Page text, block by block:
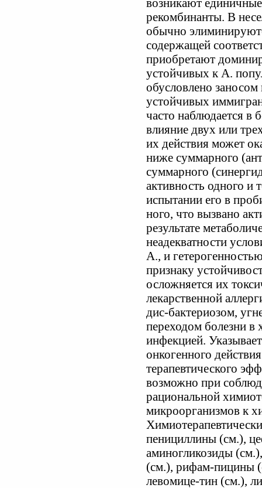
возникают
рекомбинанты. В
обычно
содержащей
приобретают
устойчивых к А.
обусловлено
устойчивых
часто наблюдается в
влияние двух или
их действия может
ниже суммарного
суммарного
активность одного и
испытании его в
ного, что вызвано
результате
неадекватности
А., и
признаку
осложняется их
лекарственной
дис-бактериозом,
переходом болезни в
инфекцией.
онкогенного
терапевтического
возможно при
рациональной
микроорганизмов к
пенициллины (см.),
аминогликозиды
(см.), рифам-пицины
левомице-тин (см.),